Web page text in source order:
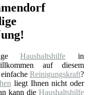
Haushaltshilfe in
auf diesem
Reinigungskraft?
liegt Ihnen nicht oder
kann die Haushaltshilfe